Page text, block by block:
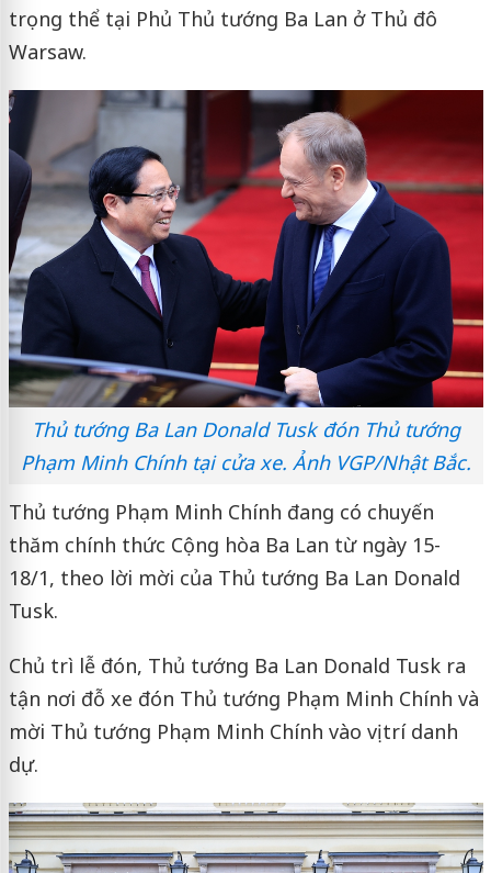
trọng thể tại Phủ Thủ tướng Ba Lan ở Thủ đô
Warsaw.
Thủ tướng Ba Lan Donald Tusk đón Thủ tướng
Phạm Minh Chính tại cửa xe. Ảnh VGP/Nhật Bắc.
Thủ tướng Phạm Minh Chính đang có chuyến
thăm chính thức Cộng hòa Ba Lan từ ngày 15-
18/1, theo lời mời của Thủ tướng Ba Lan Donald
Tusk.
Chủ trì lễ đón, Thủ tướng Ba Lan Donald Tusk ra
tận nơi đỗ xe đón Thủ tướng Phạm Minh Chính và
mời Thủ tướng Phạm Minh Chính vào vị trí danh
dự.